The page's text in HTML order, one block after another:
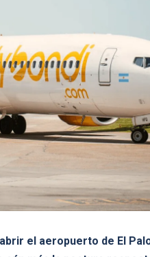
el aeropuerto de El